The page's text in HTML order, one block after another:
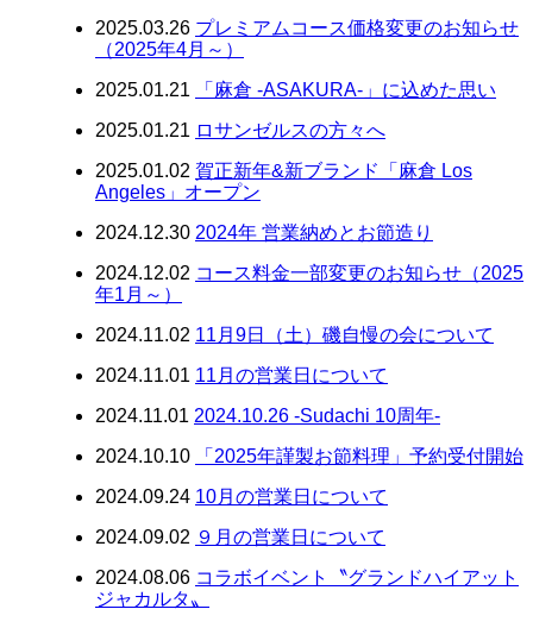
2025.03.26 プレミアムコース価格変更のお知らせ
（2025年4月～）
2025.01.21
「麻倉 -ASAKURA-」に込めた思い
2025.01.21 ロサンゼルスの方々へ
2025.01.02 賀正新年&新ブランド「麻倉 Los
Angeles」オープン
2024.12.30 2024年 営業納めとお節造り
2024.12.02 コース料金一部変更のお知らせ（2025
年1月～）
2024.11.02 11月9日（土）磯自慢の会について
2024.11.01 11月の営業日について
2024.11.01 2024.10.26 -Sudachi 10周年-
2024.10.10
「2025年謹製お節料理」予約受付開始
2024.09.24 10月の営業日について
2024.09.02 ９月の営業日について
2024.08.06 コラボイベント〝グランドハイアット
ジャカルタ〟